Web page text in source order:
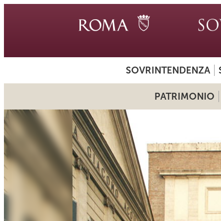
SOVRINTENDENZA
PATRIMONIO